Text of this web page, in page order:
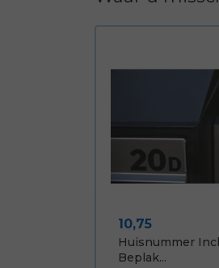
Prijs
10,75
Huisnummer
Beplak...